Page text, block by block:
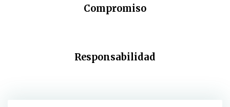
Compromiso
Responsabilidad